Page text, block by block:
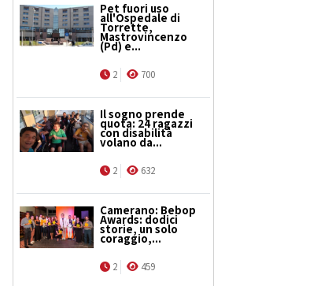
Pet fuori uso
all'Ospedale di
Torrette,
Mastrovincenzo
(Pd) e...
2 700
Il sogno prende
quota: 24 ragazzi
con disabilità
volano da...
2 632
Camerano: Bebop
Awards: dodici
storie, un solo
coraggio,...
2 459